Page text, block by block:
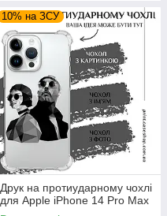
10% на ЗСУ
Друк на протиударному чохлі
для Apple iPhone 14 Pro Max